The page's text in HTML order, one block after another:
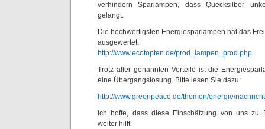
verhindern Sparlampen, dass Quecksilber
gelangt.
Die hochwertigsten Energiesparlampen hat das
ausgewertet:
http://www.ecotopten.de/prod_lampen_prod.php
Trotz aller genannten Vorteile ist die
eine Übergangslösung. Bitte lesen Sie dazu:
http://www.greenpeace.de/themen/energie/
Ich hoffe, dass diese Einschätzung von uns zu
weiter hilft.